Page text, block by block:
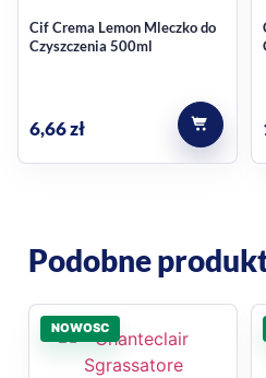
Cif Crema Lemon Mleczko do
Czyszczenia 500ml
6,66zł
Podobne
NOWOSC